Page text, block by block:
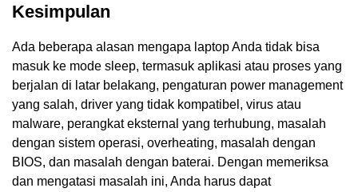
Kesimpulan
Ada beberapa alasan mengapa laptop Anda tidak bisa
masuk ke mode sleep, termasuk aplikasi atau proses yang
berjalan di latar belakang, pengaturan power management
yang salah, driver yang tidak kompatibel, virus atau
malware, perangkat eksternal yang terhubung, masalah
dengan sistem operasi, overheating, masalah dengan
BIOS, dan masalah dengan baterai. Dengan memeriksa
dan mengatasi masalah ini, Anda harus dapat